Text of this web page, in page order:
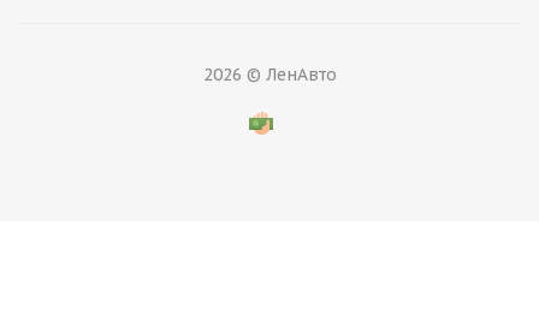
2026 © ЛенАвто